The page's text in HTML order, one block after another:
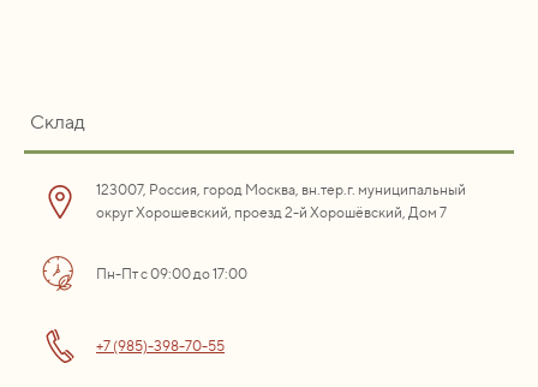
Склад
123007, Россия, город Москва, вн.тер.г. муниципальный
округ Хорошевский, проезд 2-й Хорошёвский, Дом 7
Пн-Пт с 09:00 до 17:00
+7 (985)-398-70-55